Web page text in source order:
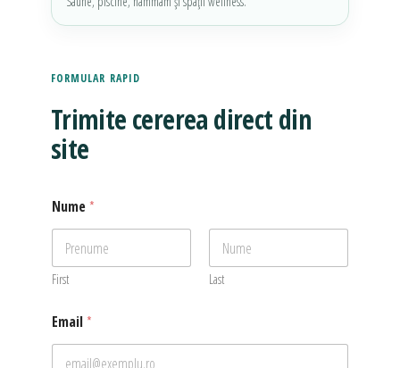
FORMULAR RAPID
Trimite cererea direct din
site
Nume *
First Last
Email *